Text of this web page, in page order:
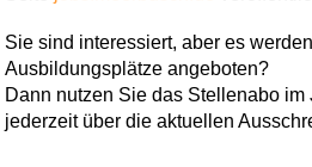
Sie sind interessiert, aber es
Ausbildungsplätze angeboten?
Dann nutzen Sie das Stellenabo im
jederzeit über die aktuellen